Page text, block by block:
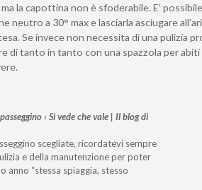
la capottina non è sfoderabile. E’
neutro a 30° max e lasciarla asciugare
Se invece non necessita di una pulizia
di tanto in tanto con una spazzola per abiti
‹ Si vede che vale | Il blog di
scegliate, ricordatevi sempre
e della manutenzione per poter
anno “stessa spiaggia, stesso